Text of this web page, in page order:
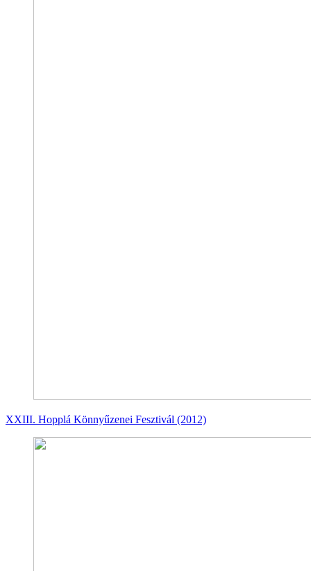
XXIII. Hopplá Könnyűzenei Fesztivál (2012)